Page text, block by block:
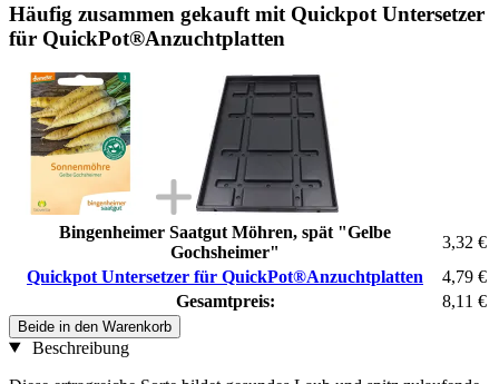
Häufig zusammen gekauft mit Quickpot Untersetzer
für QuickPot®Anzuchtplatten
Bingenheimer Saatgut Möhren, spät "Gelbe
Gochsheimer"
3,32 €
Quickpot Untersetzer für QuickPot®Anzuchtplatten
4,79 €
Gesamtpreis:
8,11 €
Beide in den Warenkorb
Beschreibung